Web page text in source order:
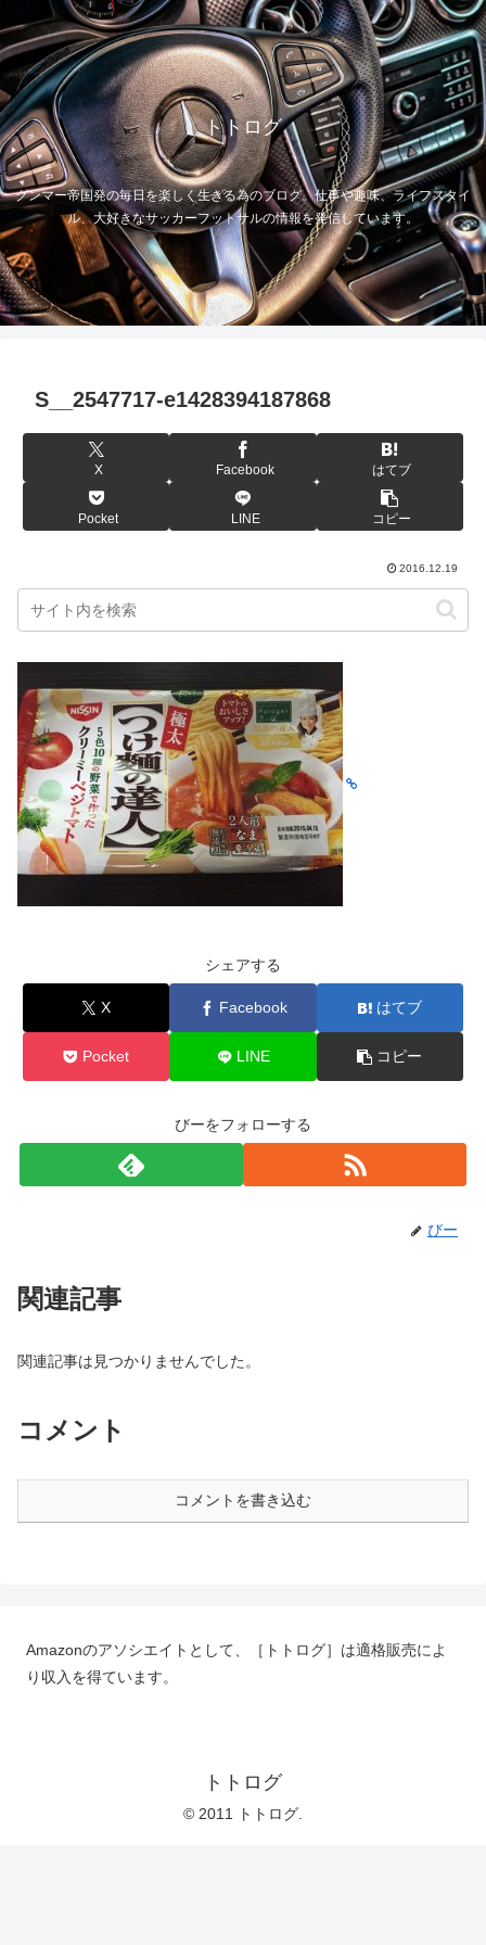
トトログ
グンマー帝国発の毎日を楽しく生きる為のブログ。仕事や趣味、ライフスタイ
ル、大好きなサッカーフットサルの情報を発信しています。
S__2547717-e1428394187868
X Facebook はてブ
Pocket LINE コピー
2016.12.19
シェアする
X Facebook はてブ
Pocket LINE コピー
びーをフォローする
びー
関連記事
関連記事は見つかりませんでした。
コメント
コメントを書き込む
Amazonのアソシエイトとして、［トトログ］は適格販売によ
り収入を得ています。
トトログ
© 2011 トトログ.